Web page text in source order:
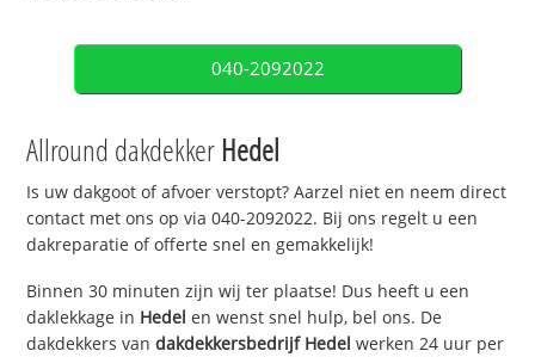
040-2092022
Allround dakdekker Hedel
Is uw dakgoot of afvoer verstopt? Aarzel niet en neem direct
contact met ons op via 040-2092022. Bij ons regelt u een
dakreparatie of offerte snel en gemakkelijk!
Binnen 30 minuten zijn wij ter plaatse! Dus heeft u een
daklekkage in Hedel en wenst snel hulp, bel ons. De
dakdekkers vandakdekkersbedrijf Hedel werken 24 uur per